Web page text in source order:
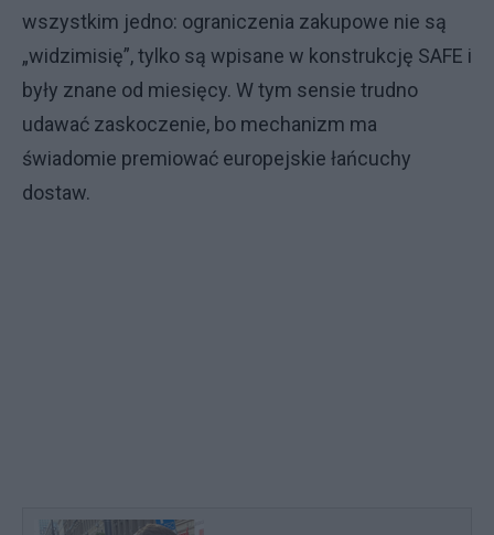
wszystkim jedno: ograniczenia zakupowe nie są
„widzimisię”, tylko są wpisane w konstrukcję SAFE i
były znane od miesięcy. W tym sensie trudno
udawać zaskoczenie, bo mechanizm ma
świadomie premiować europejskie łańcuchy
dostaw.